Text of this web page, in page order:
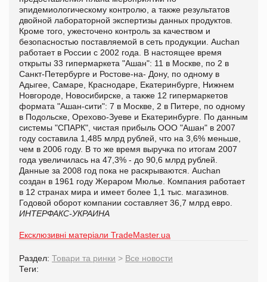
эпидемиологическому контролю, а также результатов
двойной лабораторной экспертизы данных продуктов.
Кроме того, ужесточено контроль за качеством и
безопасностью поставляемой в сеть продукции. Auchan
работает в России с 2002 года. В настоящее время
открыты 33 гипермаркета "Ашан": 11 в Москве, по 2 в
Санкт-Петербурге и Ростове-на- Дону, по одному в
Адыгее, Самаре, Краснодаре, Екатеринбурге, Нижнем
Новгороде, Новосибирске, а также 12 гипермаркетов
формата "Ашан-сити": 7 в Москве, 2 в Питере, по одному
в Подольске, Орехово-Зуеве и Екатеринбурге. По данным
системы "СПАРК", чистая прибыль ООО "Ашан" в 2007
году составила 1,485 млрд рублей, что на 3,6% меньше,
чем в 2006 году. В то же время выручка по итогам 2007
года увеличилась на 47,3% - до 90,6 млрд рублей.
Данные за 2008 год пока не раскрываются. Auchan
создан в 1961 году Жераром Мюлье. Компания работает
в 12 странах мира и имеет более 1,1 тыс. магазинов.
Годовой оборот компании составляет 36,7 млрд евро.
ИНТЕРФАКС-УКРАИНА
Ексклюзивні матеріали TradeMaster.ua
Раздел: Товари та ринки > Все новости
Теги: